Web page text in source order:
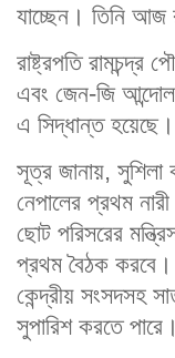
যাচ্ছেন। তিনি আজ
রাষ্ট্রপতি
এবং জেন-জি
এ সিদ্ধান্ত হয়েছে।
সূত্র জানায়, সুশিলা
নেপালের প্রথম
ছোট পরিসরের
প্রথম বৈঠক করবে।
কেন্দ্রীয় সংসদসহ
সুপারিশ করতে পারে।